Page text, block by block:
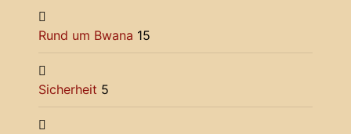
Rund um Bwana 15
Sicherheit 5